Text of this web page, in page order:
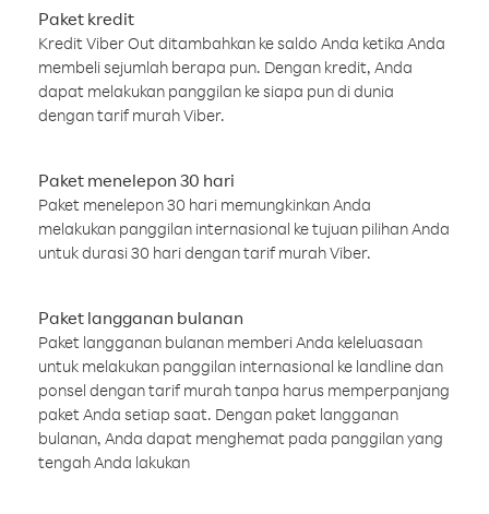
Paket kredit
Kredit Viber Out ditambahkan ke saldo Anda ketika Anda
membeli sejumlah berapa pun. Dengan kredit, Anda
dapat melakukan panggilan ke siapa pun di dunia
dengan tarif murah Viber.
Paket menelepon 30 hari
Paket menelepon 30 hari memungkinkan Anda
melakukan panggilan internasional ke tujuan pilihan Anda
untuk durasi 30 hari dengan tarif murah Viber.
Paket langganan bulanan
Paket langganan bulanan memberi Anda keleluasaan
untuk melakukan panggilan internasional ke landline dan
ponsel dengan tarif murah tanpa harus memperpanjang
paket Anda setiap saat. Dengan paket langganan
bulanan, Anda dapat menghemat pada panggilan yang
tengah Anda lakukan